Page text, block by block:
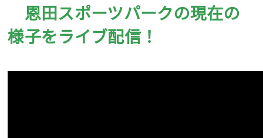
恩田スポーツパークの現在の
様子をライブ配信！